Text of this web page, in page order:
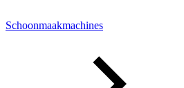
Schoonmaakmachines